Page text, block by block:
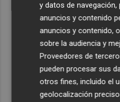
Recibe toda la
Plaza
Quiero
y datos de
anuncios y contenido
anuncios y contenido,
sobre la audiencia y
Proveedores de
pueden procesar sus
otros fines, incluido el
geolocalización